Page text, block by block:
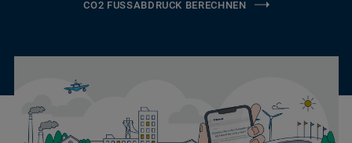
CO2 FUSSABDRUCK BERECHNEN